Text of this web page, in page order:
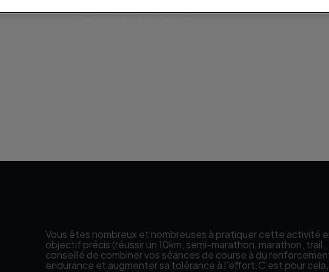
Vous êtes nombreux et nombreuses à pratiquer cette activité
objectif précis (réussir un 10km, semi-marathon, marathon,
conseillé de combiner vos séances de course à du
endurance et augmenter sa tolérance à l’effort.C’est pour